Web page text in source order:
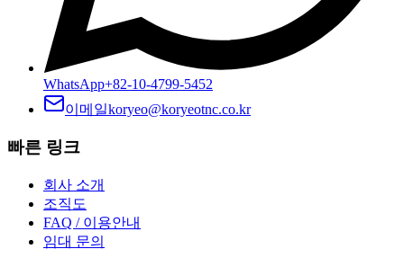
WhatsApp+82-10-4799-5452
이메일koryeo@koryeotnc.co.kr
빠른 링크
회사 소개
조직도
FAQ / 이용안내
임대 문의